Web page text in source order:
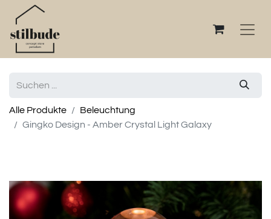
Alle Produkte
Beleuchtung
Gingko Design - Amber Crystal Light Galaxy